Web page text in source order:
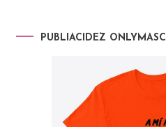
PUBLIACIDEZ ONLYMASC